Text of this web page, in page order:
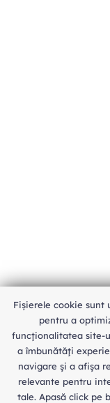
An
Fișierele cookie sunt
pentru a
funcţionalitatea site-
a îmbunătăţi
navigare şi a afişa
relevante pentru
tale. Apasă click pe